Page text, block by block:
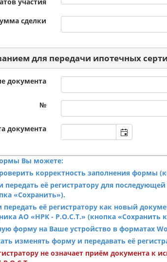
сделки
для передачи ипотечных
документа
№
документа
Вы можете:
корректность заполнения формы
передать её регистратору для
«Сохранить»).
её регистратору как новый
АО «НРК - Р.О.С.Т.» (кнопка «Сохранить
форму на Ваше устройство в форматах
изменять форму и передавать её
не означает приём документа к